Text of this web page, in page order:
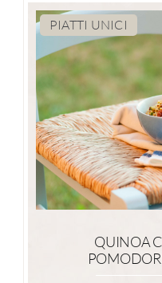
PIATTI UNICI
QUINOA